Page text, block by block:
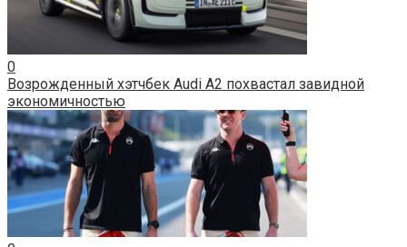
0
Возрожденный хэтчбек Audi A2 похвастал завидной
экономичностью